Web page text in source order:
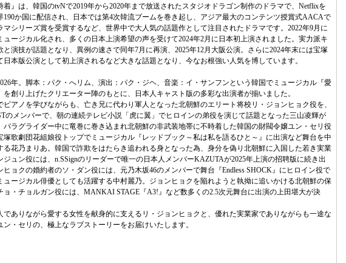
着』は、韓国のtvNで2019年から2020年まで放送されたスタジオドラゴン制作のドラマで、Netflixを
190か国に配信され、日本では第4次韓流ブームを巻き起し、アジア最大のコンテンツ授賞式AACAで
マシリーズ賞を受賞するなど、世界中で大人気の話題作として注目されたドラマです。2022年9月に
ュージカル化され、多くの日本上演希望の声を受けて2024年2月に日本初上演されました。実力派キ
と演技が話題となり、異例の速さで同年7月に再演、2025年12月大阪公演。さらに2024年末には宝塚
日本版公演として初上演されるなど大きな話題となり、今なお根強い人気を博しています。
年。脚本：パク・へリム、演出：パク・ジヘ、音楽：イ・サンフンという韓国でミュージカル『愛
を創り上げたクリエーター陣のもとに、日本人キャスト版の多彩な出演者が揃いました。
ピアノを学びながらも、亡き兄に代わり軍人となった北朝鮮のエリート将校リ・ジョンヒョク役を、
のメンバーで、朝の連続テレビ小説「虎に翼」でヒロインの弟役を演じて話題となった三山凌輝が
パラグライダー中に竜巻に巻き込まれ北朝鮮の非武装地帯に不時着した韓国の財閥令嬢ユン・セリ役
塚歌劇団花組娘役トップでミュージカル『レッドブック～私は私を語るひと～』に出演など舞台を中
る花乃まりあ。韓国で詐欺をはたらき追われる身となった為、身分を偽り北朝鮮に入国した若き実業
ジュン役には、n.SSignのリーダーで唯一の日本人メンバーKAZUTAが2025年上演の招聘版に続き出
ヒョクの婚約者のソ・ダン役には、元乃木坂46のメンバーで舞台『Endless SHOCK』にヒロイン役で
ュージカル俳優としても活躍する中村麗乃。ジョンヒョクを陥れようと執拗に追いかける北朝鮮の保
ョ・チョルガン役には、MANKAI STAGE『A3!』など数多くの2.5次元舞台に出演の上田堪大が決
でありながら愛する女性を献身的に支えるリ・ジョンヒョクと、優れた実業家でありながらも一途な
ン・セリの、極上なラブストーリーをお届けいたします。